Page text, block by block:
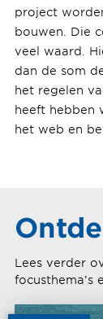
project
bouwen. Die
veel waard.
dan de som
het regelen
heeft hebben
het web en
Lees verder
focusthema’s